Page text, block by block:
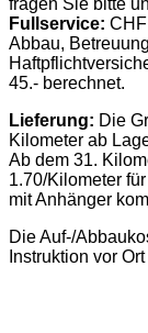
fragen Sie bitte
Fullservice:
Abbau,
45.- berechnet.
Lieferung: Die
Kilometer ab
Ab dem 31.
1.70/Kilometer
mit Anhänger
Die Auf-/
Instruktion vor